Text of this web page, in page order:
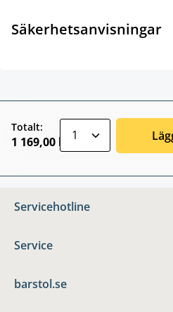
Säkerhetsanvisningar
Totalt:
1 169,00 kr
Servicehotline
Service
barstol.se